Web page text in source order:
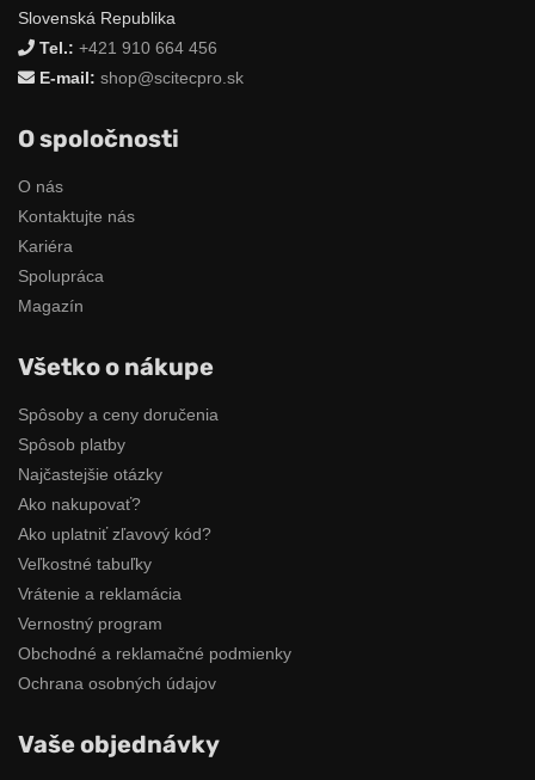
Slovenská Republika
Tel.: +421 910 664 456
E-mail: shop@scitecpro.sk
O spoločnosti
O nás
Kontaktujte nás
Kariéra
Spolupráca
Magazín
Všetko o nákupe
Spôsoby a ceny doručenia
Spôsob platby
Najčastejšie otázky
Ako nakupovať?
Ako uplatniť zľavový kód?
Veľkostné tabuľky
Vrátenie a reklamácia
Vernostný program
Obchodné a reklamačné podmienky
Ochrana osobných údajov
Vaše objednávky